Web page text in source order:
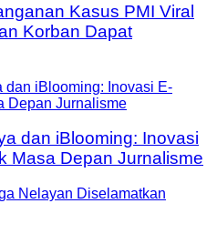
Kasus PMI Viral
Korban Dapat
dan iBlooming: Inovasi
Masa Depan Jurnalisme